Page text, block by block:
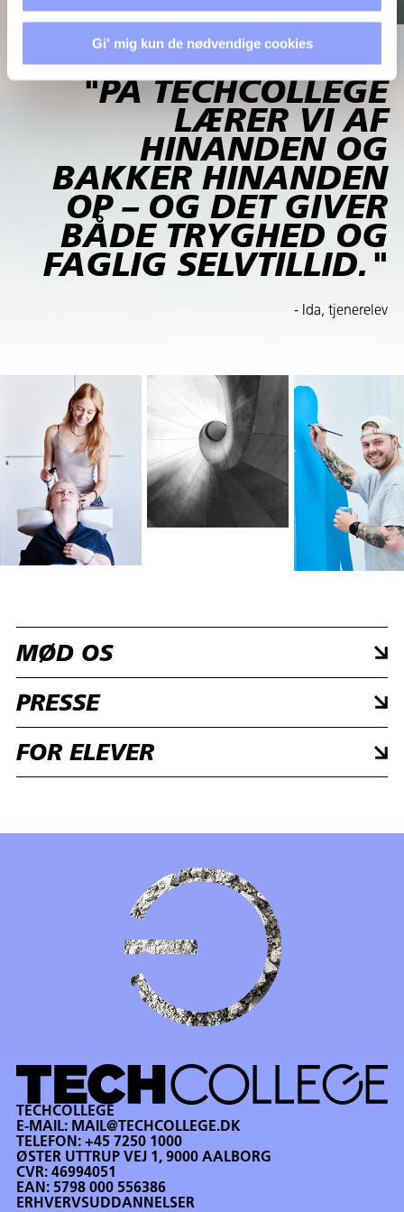
Gi' mig kun de nødvendige cookies
"PÅ TECHCOLLEGE
LÆRER VI AF
HINANDEN OG
BAKKER HINANDEN
OP – OG DET GIVER
BÅDE TRYGHED OG
FAGLIG SELVTILLID."
- Ida, tjenerelev
MØD OS
PRESSE
FOR ELEVER
TECHCOLLEGE
E-MAIL: MAIL@TECHCOLLEGE.DK
TELEFON:+45 7250 1000
ØSTER UTTRUP VEJ 1, 9000 AALBORG
CVR: 46994051
EAN: 5798 000 556386
ERHVERVSUDDANNELSER